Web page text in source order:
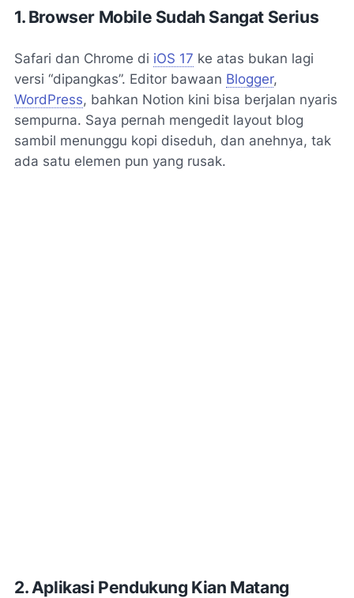
1. Browser Mobile Sudah Sangat Serius
Safari dan Chrome di iOS 17 ke atas bukan lagi
versi “dipangkas”. Editor bawaan Blogger,
WordPress, bahkan Notion kini bisa berjalan nyaris
sempurna. Saya pernah mengedit layout blog
sambil menunggu kopi diseduh, dan anehnya, tak
ada satu elemen pun yang rusak.
2. Aplikasi Pendukung Kian Matang